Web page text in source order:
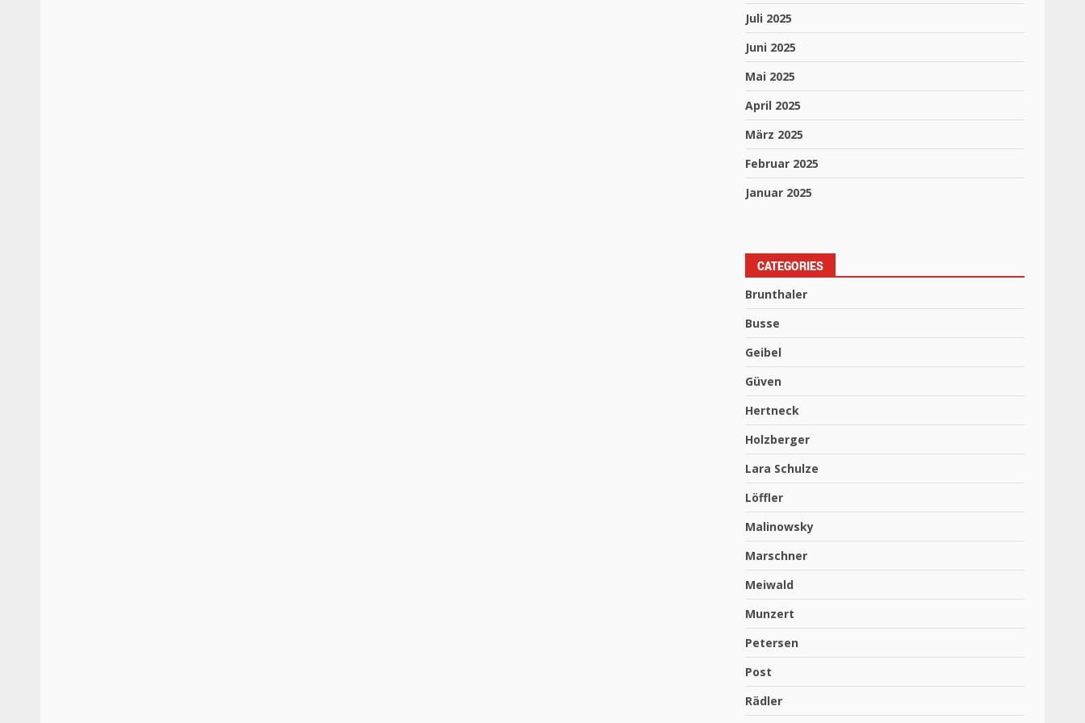
Juli 2025
Juni 2025
Mai 2025
April 2025
März 2025
Februar 2025
Januar 2025
CATEGORIES
Brunthaler
Busse
Geibel
Güven
Hertneck
Holzberger
Lara Schulze
Löffler
Malinowsky
Marschner
Meiwald
Munzert
Petersen
Post
Rädler